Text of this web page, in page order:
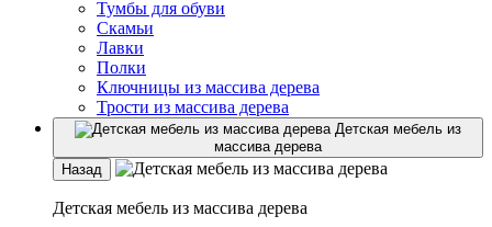
Тумбы для обуви
Скамьи
Лавки
Полки
Ключницы из массива дерева
Трости из массива дерева
Детская мебель из
массива дерева
Назад
Детская мебель из массива дерева